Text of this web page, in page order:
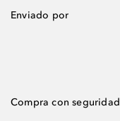
Enviado por
Compra con seguridad